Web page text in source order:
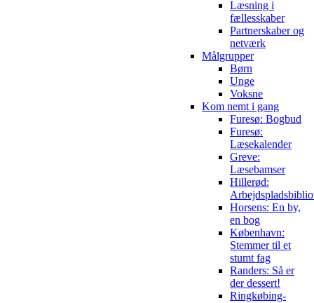
Læsning i
fællesskaber
Partnerskaber og
netværk
Målgrupper
Børn
Unge
Voksne
Kom nemt i gang
Furesø: Bogbud
Furesø:
Læsekalender
Greve:
Læsebamser
Hillerød:
Horsens: En by,
en bog
København:
Stemmer til et
stumt fag
Randers: Så er
der dessert!
Ringkøbing-